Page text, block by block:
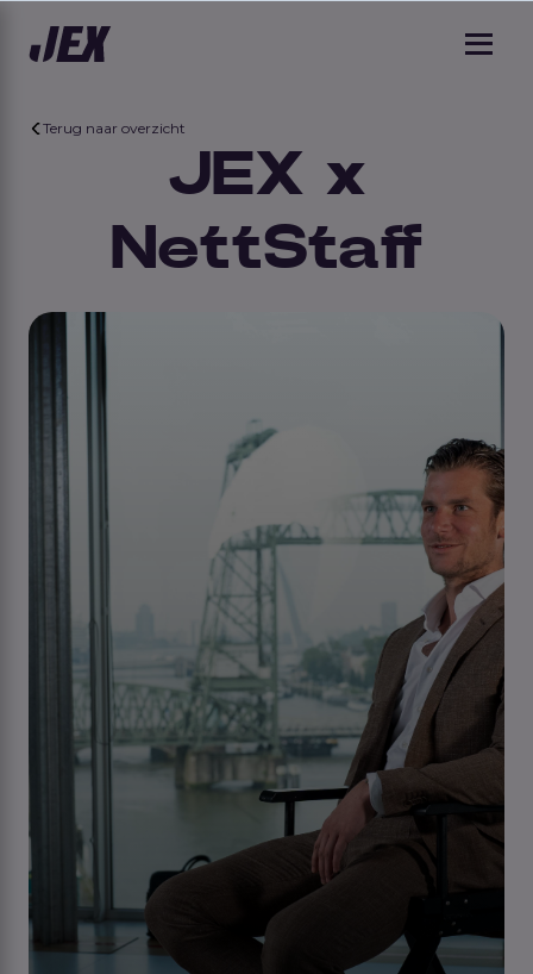
Terug naar overzicht
JEX x
NettStaff